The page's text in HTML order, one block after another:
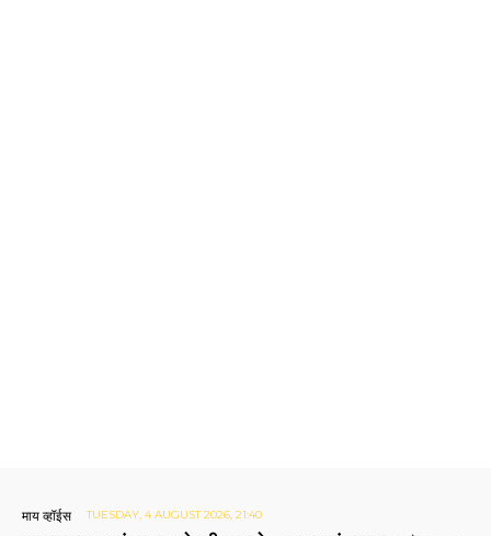
माय व्हॉईस TUESDAY, 4 AUGUST 2026, 21:40